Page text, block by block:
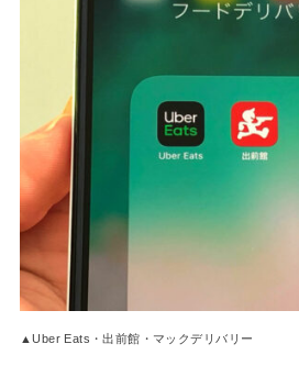
▲Uber Eats・出前館・マックデリバリー